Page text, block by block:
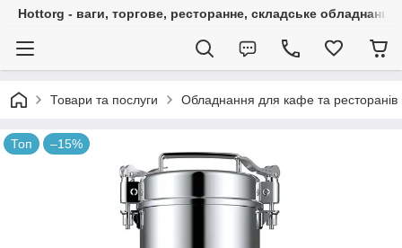
Hottorg - ваги, торгове, ресторанне, складське обладнання
Товари та послуги Обладнання для кафе та ресторанів
Топ –15%